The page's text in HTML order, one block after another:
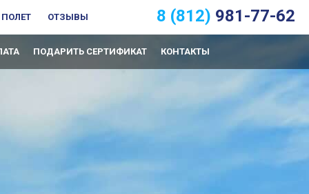
8 (812) 981-77-62
ОТЗЫВЫ
ПОДАРИТЬ СЕРТИФИКАТ КОНТАКТЫ